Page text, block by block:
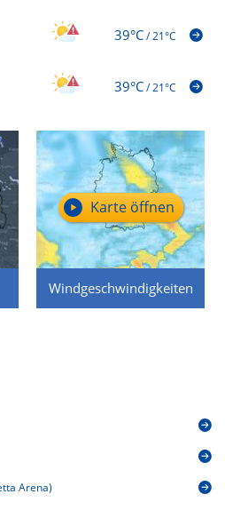
39°C/21°C
39°C/21°C
Windgeschwindigkeiten
Karte öffnen
Arena)